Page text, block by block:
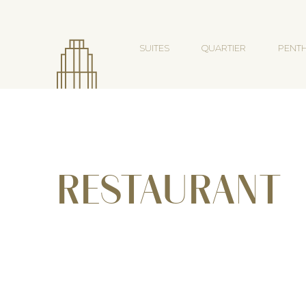
SUITES QUARTIER
RESTAURANT